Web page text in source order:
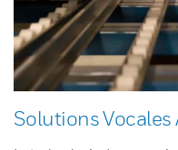
Solutions